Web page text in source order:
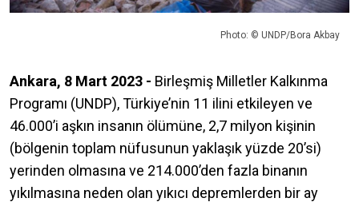
Photo: © UNDP/Bora Akbay
Ankara, 8 Mart 2023 - Birleşmiş Milletler Kalkınma
Programı (UNDP), Türkiye’nin 11 ilini etkileyen ve
46.000’i aşkın insanın ölümüne, 2,7 milyon kişinin
(bölgenin toplam nüfusunun yaklaşık yüzde 20’si)
yerinden olmasına ve 214.000’den fazla binanın
yıkılmasına neden olan yıkıcı depremlerden bir ay